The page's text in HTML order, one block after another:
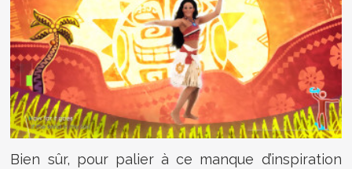
Bien sûr, pour palier à ce manque d’inspiration